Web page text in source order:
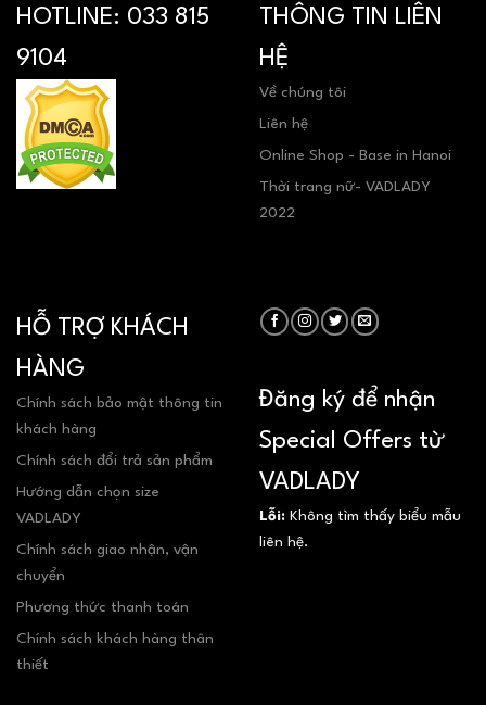
HOTLINE: 033 815
9104
THÔNG TIN LIÊN
HỆ
Về chúng tôi
Liên hệ
Online Shop - Base in Hanoi
Thời trang nữ- VADLADY
2022
HỖ TRỢ KHÁCH
HÀNG
Chính sách bảo mật thông tin
khách hàng
Chính sách đổi trả sản phẩm
Hướng dẫn chọn size
VADLADY
Chính sách giao nhận, vận
chuyển
Phương thức thanh toán
Chính sách khách hàng thân
thiết
Đăng ký để nhận
Special Offers từ
VADLADY
Lỗi: Không tìm thấy biểu mẫu
liên hệ.